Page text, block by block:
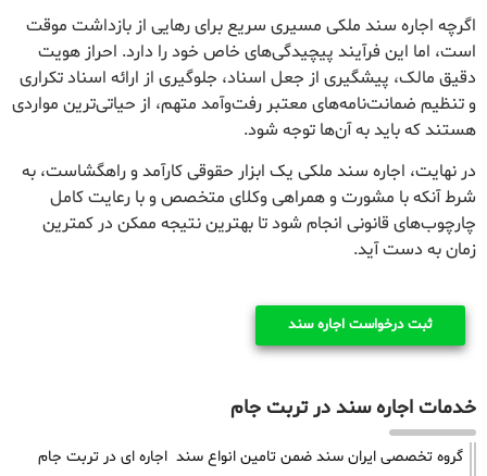
اگرچه اجاره سند ملکی مسیری سریع برای رهایی از بازداشت موقت
است، اما این فرآیند پیچیدگی‌های خاص خود را دارد. احراز هویت
دقیق مالک، پیشگیری از جعل اسناد، جلوگیری از ارائه اسناد تکراری
و تنظیم ضمانت‌نامه‌های معتبر رفت‌وآمد متهم، از حیاتی‌ترین مواردی
هستند که باید به آن‌ها توجه شود.
در نهایت، اجاره سند ملکی یک ابزار حقوقی کارآمد و راهگشاست، به
شرط آنکه با مشورت و همراهی وکلای متخصص و با رعایت کامل
چارچوب‌های قانونی انجام شود تا بهترین نتیجه ممکن در کمترین
زمان به دست آید.
ثبت درخواست اجاره سند
خدمات اجاره سند در تربت جام
گروه تخصصی ایران سند ضمن تامین انواع سند اجاره ای در تربت جام